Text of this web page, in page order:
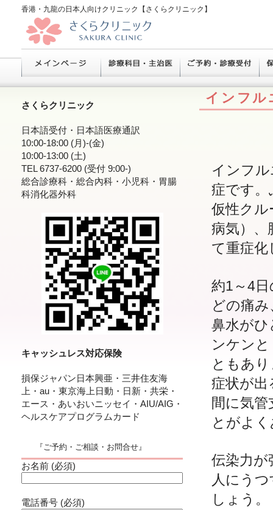
香港・九龍の日本人向けクリニック【さくらクリニック】
インフル
インフ
症です。
仮性クル
病気）、
て重症
約1～4
どの痛
鼻水が
ンケン
ともあ
症状が出
間に気
とがよ
伝染力が
人にう
しょう。
さくらクリニック
日本語受付・日本語医療通訳
10:00-18:00 (月)-(金)
10:00-13:00 (土)
TEL 6737-6200 (受付 9:00-)
総合診療科・総合內科・小児科・胃腸
科消化器外科
キャッシュレス対応保険
損保ジャパン日本興亜・三井住友海
上・au・東京海上日動・日新・共栄・
エース・あいおいニッセイ・AIU/AIG・
ヘルスケアプログラムカード
『ご予約・ご相談・お問合せ』
お名前 (必須)
電話番号 (必須)